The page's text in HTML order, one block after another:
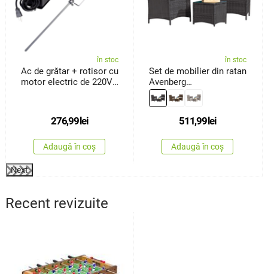
în stoc
Ac de grătar + rotisor cu
motor electric de 220V
276,99lei
Adaugă în coș
în stoc
Set de mobilier din ratan
Avenberg
Veneto,negru/gri
511,99lei
Adaugă în coș
Next
Recent revizuite